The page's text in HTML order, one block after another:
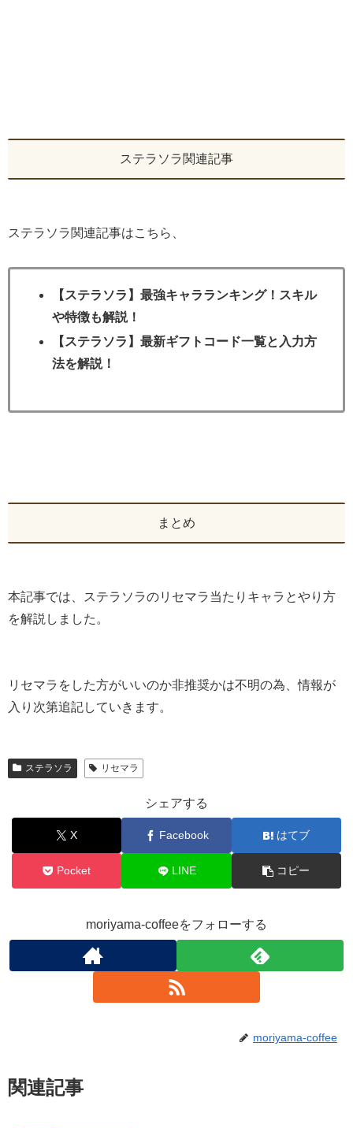
ステラソラ関連記事
ステラソラ関連記事はこちら、
【ステラソラ】最強キャラランキング！スキル
や特徴も解説！
【ステラソラ】最新ギフトコード一覧と入力方
法を解説！
まとめ
本記事では、ステラソラのリセマラ当たりキャラとやり方
を解説しました。
リセマラをした方がいいのか非推奨かは不明の為、情報が
入り次第追記していきます。
ステラソラ リセマラ
シェアする
X Facebook はてブ
Pocket LINE コピー
moriyama-coffeeをフォローする
moriyama-coffee
関連記事